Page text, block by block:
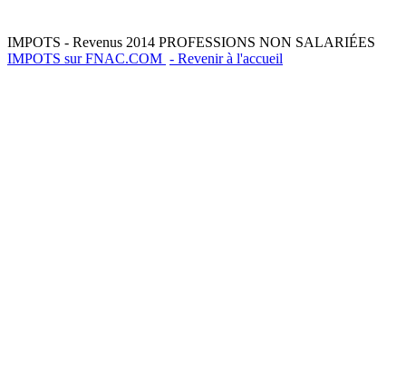
IMPOTS - Revenus 2014 PROFESSIONS NON SALARIÉES
IMPOTS sur FNAC.COM - Revenir à l'accueil